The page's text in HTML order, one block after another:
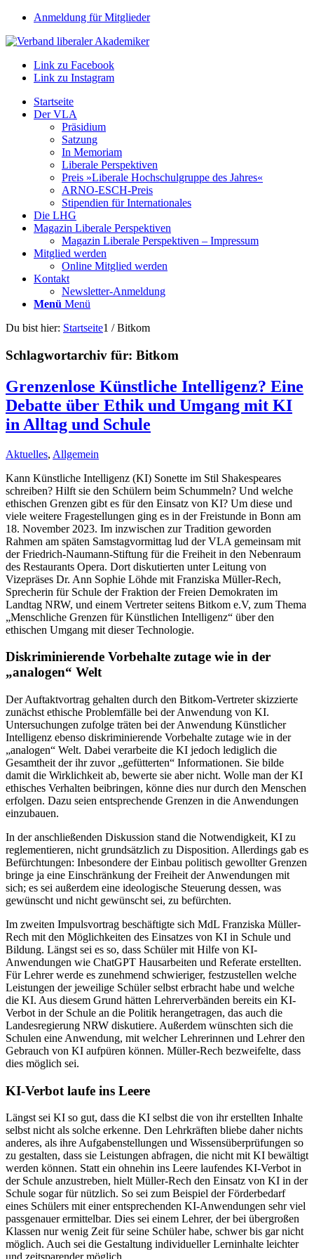
Anmeldung für Mitglieder
Link zu Facebook
Link zu Instagram
Startseite
Der VLA
Präsidium
Satzung
In Memoriam
Liberale Perspektiven
Preis »Liberale Hochschulgruppe des Jahres«
ARNO-ESCH-Preis
Stipendien für Internationales
Die LHG
Magazin Liberale Perspektiven
Magazin Liberale Perspektiven – Impressum
Mitglied werden
Online Mitglied werden
Kontakt
Newsletter-Anmeldung
Menü Menü
Du bist hier: Startseite1 / Bitkom
Schlagwortarchiv für: Bitkom
Grenzenlose Künstliche Intelligenz? Eine
Debatte über Ethik und Umgang mit KI
in Alltag und Schule
Aktuelles, Allgemein
Kann Künstliche Intelligenz (KI) Sonette im Stil Shakespeares
schreiben? Hilft sie den Schülern beim Schummeln? Und welche
ethischen Grenzen gibt es für den Einsatz von KI? Um diese und
viele weitere Fragestellungen ging es in der Freistunde in Bonn am
18. November 2023. Im inzwischen zur Tradition geworden
Rahmen am späten Samstagvormittag lud der VLA gemeinsam mit
der Friedrich-Naumann-Stiftung für die Freiheit in den Nebenraum
des Restaurants Opera. Dort diskutierten unter Leitung von
Vizepräses Dr. Ann Sophie Löhde mit Franziska Müller-Rech,
Sprecherin für Schule der Fraktion der Freien Demokraten im
Landtag NRW, und einem Vertreter seitens Bitkom e.V, zum Thema
„Menschliche Grenzen für Künstlichen Intelligenz“ über den
ethischen Umgang mit dieser Technologie.
Diskriminierende Vorbehalte zutage wie in der
„analogen“ Welt
Der Auftaktvortrag gehalten durch den Bitkom-Vertreter skizzierte
zunächst ethische Problemfälle bei der Anwendung von KI.
Untersuchungen zufolge träten bei der Anwendung Künstlicher
Intelligenz ebenso diskriminierende Vorbehalte zutage wie in der
„analogen“ Welt. Dabei verarbeite die KI jedoch lediglich die
Gesamtheit der ihr zuvor „gefütterten“ Informationen. Sie bilde
damit die Wirklichkeit ab, bewerte sie aber nicht. Wolle man der KI
ethisches Verhalten beibringen, könne dies nur durch den Menschen
erfolgen. Dazu seien entsprechende Grenzen in die Anwendungen
einzubauen.
In der anschließenden Diskussion stand die Notwendigkeit, KI zu
reglementieren, nicht grundsätzlich zu Disposition. Allerdings gab es
Befürchtungen: Inbesondere der Einbau politisch gewollter Grenzen
bringe ja eine Einschränkung der Freiheit der Anwendungen mit
sich; es sei außerdem eine ideologische Steuerung dessen, was
gewünscht und nicht gewünscht sei, zu befürchten.
Im zweiten Impulsvortrag beschäftigte sich MdL Franziska Müller-
Rech mit den Möglichkeiten des Einsatzes von KI in Schule und
Bildung. Längst sei es so, dass Schüler mit Hilfe von KI-
Anwendungen wie ChatGPT Hausarbeiten und Referate erstellten.
Für Lehrer werde es zunehmend schwieriger, festzustellen welche
Leistungen der jeweilige Schüler selbst erbracht habe und welche
die KI. Aus diesem Grund hätten Lehrerverbänden bereits ein KI-
Verbot in der Schule an die Politik herangetragen, das auch die
Landesregierung NRW diskutiere. Außerdem wünschten sich die
Schulen eine Anwendung, mit welcher Lehrerinnen und Lehrer den
Gebrauch von KI aufpüren können. Müller-Rech bezweifelte, dass
dies möglich sei.
KI-Verbot laufe ins Leere
Längst sei KI so gut, dass die KI selbst die von ihr erstellten Inhalte
selbst nicht als solche erkenne. Den Lehrkräften bliebe daher nichts
anderes, als ihre Aufgabenstellungen und Wissensüberprüfungen so
zu gestalten, dass sie Leistungen abfragen, die nicht mit KI bewältigt
werden können. Statt ein ohnehin ins Leere laufendes KI-Verbot in
der Schule anzustreben, hielt Müller-Rech den Einsatz von KI in der
Schule sogar für nützlich. So sei zum Beispiel der Förderbedarf
eines Schülers mit einer entsprechenden KI-Anwendungen sehr viel
passgenauer ermittelbar. Dies sei einem Lehrer, der bei übergroßen
Klassen nur wenig Zeit für seine Schüler habe, schwer bis gar nicht
möglich. Auch sei die Gestaltung individueller Lerninhalte leichter